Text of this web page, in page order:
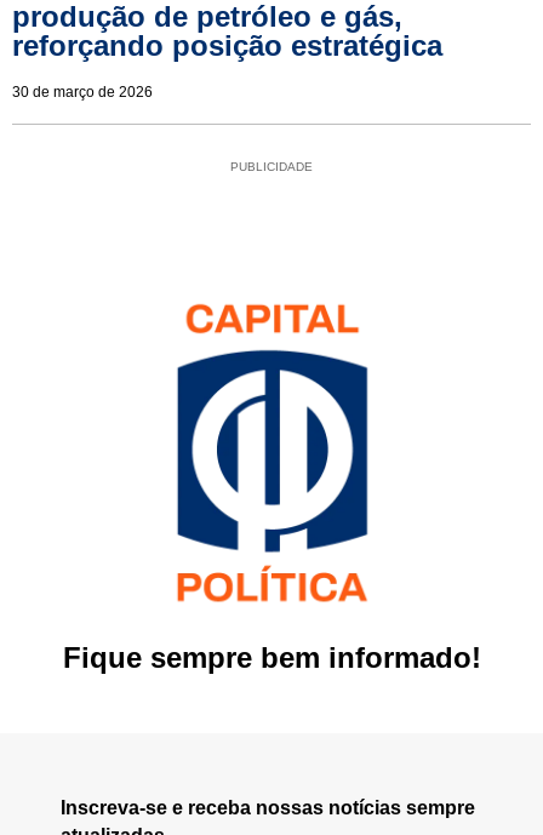
produção de petróleo e gás,
reforçando posição estratégica
30 de março de 2026
PUBLICIDADE
Fique sempre bem informado!
Inscreva-se e receba nossas notícias sempre